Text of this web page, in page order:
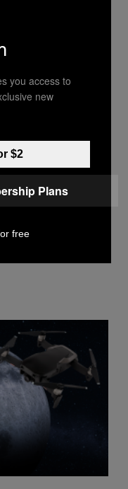
9-
Are Most
you access to
new
$2
Plans
free